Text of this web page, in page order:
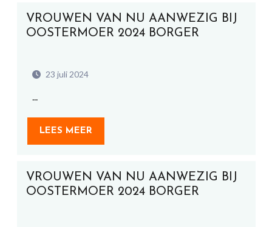
VROUWEN VAN NU AANWEZIG BIJ
OOSTERMOER 2024 BORGER
23 juli 2024
...
LEES MEER
VROUWEN VAN NU AANWEZIG BIJ
OOSTERMOER 2024 BORGER